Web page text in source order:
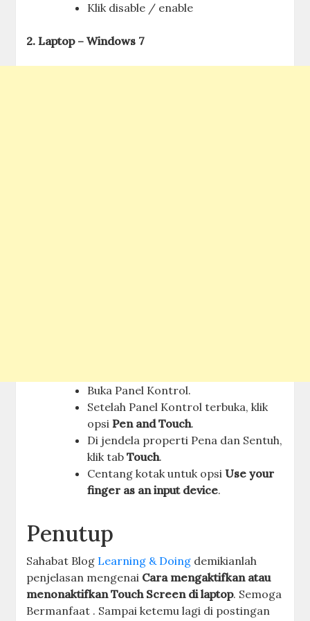
Klik disable / enable
2. Laptop – Windows 7
Buka Panel Kontrol.
Setelah Panel Kontrol terbuka, klik
opsiPen and Touch.
Di jendela properti Pena dan Sentuh,
klik tabTouch.
Centang kotak untuk opsi Use your
finger as an input device.
Penutup
Sahabat Blog Learning & Doing demikianlah
penjelasan mengenai Cara mengaktifkan atau
menonaktifkan Touch Screen di laptop. Semoga
Bermanfaat . Sampai ketemu lagi di postingan